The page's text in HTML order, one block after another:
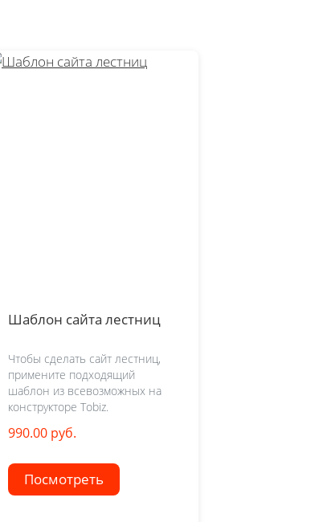
Шаблон сайта лестниц
Чтобы сделать сайт лестниц,
примените подходящий
шаблон из всевозможных на
конструкторе Tobiz.
990.00 руб.
Посмотреть